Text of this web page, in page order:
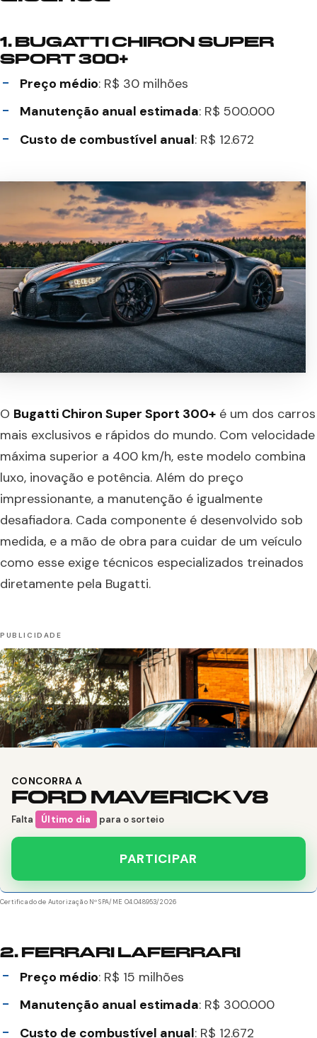
1.BUGATTI CHIRON SUPER
SPORT 300+
Preço médio: R$ 30 milhões
Manutenção anual estimada: R$ 500.000
Custo de combustível anual: R$ 12.672
O Bugatti Chiron Super Sport 300+ é um dos carros
mais exclusivos e rápidos do mundo. Com velocidade
máxima superior a 400 km/h, este modelo combina
luxo, inovação e potência. Além do preço
impressionante, a manutenção é igualmente
desafiadora. Cada componente é desenvolvido sob
medida, e a mão de obra para cuidar de um veículo
como esse exige técnicos especializados treinados
diretamente pela Bugatti.
CONCORRA A
FORD MAVERICK V8
Falta Último dia para o sorteio
PARTICIPAR
Certificado de Autorização Nº SPA/ME 04.048953/2026
2.FERRARI LAFERRARI
Preço médio: R$ 15 milhões
Manutenção anual estimada: R$ 300.000
Custo de combustível anual: R$ 12.672